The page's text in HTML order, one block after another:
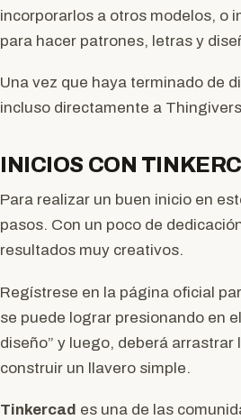
incorporarlos a otros modelos, o
para hacer patrones, letras y
Una vez que haya terminado de
incluso directamente a
INICIOS CON
Para realizar un buen inicio en
pasos. Con un poco de
resultados muy creativos.
Regístrese en la página oficial
se puede lograr presionando en
diseño” y luego, deberá
construir un llavero simple.
Tinkercad es una de las